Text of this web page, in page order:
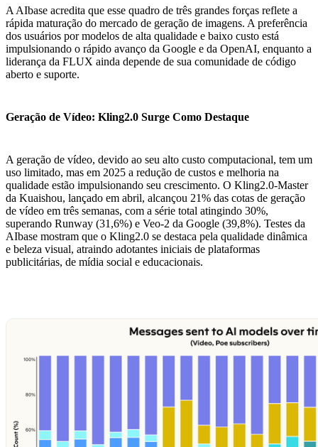
A AIbase acredita que esse quadro de três grandes forças reflete a
rápida maturação do mercado de geração de imagens. A preferência
dos usuários por modelos de alta qualidade e baixo custo está
impulsionando o rápido avanço da Google e da OpenAI, enquanto a
liderança da FLUX ainda depende de sua comunidade de código
aberto e suporte.
Geração de Vídeo: Kling2.0 Surge Como Destaque
A geração de vídeo, devido ao seu alto custo computacional, tem um
uso limitado, mas em 2025 a redução de custos e melhoria na
qualidade estão impulsionando seu crescimento. O Kling2.0-Master
da Kuaishou, lançado em abril, alcançou 21% das cotas de geração
de vídeo em três semanas, com a série total atingindo 30%,
superando Runway (31,6%) e Veo-2 da Google (39,8%). Testes da
AIbase mostram que o Kling2.0 se destaca pela qualidade dinâmica
e beleza visual, atraindo adotantes iniciais de plataformas
publicitárias, de mídia social e educacionais.